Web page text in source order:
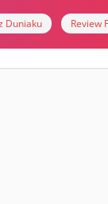
Duniaku Review